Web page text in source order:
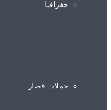
جغرافیا
جملات قصار